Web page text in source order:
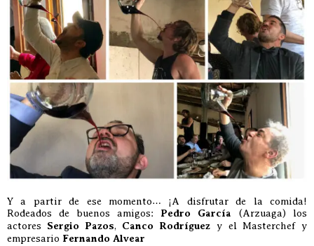
Y a partir de ese momento… ¡A disfrutar de la comida!
Rodeados de buenos amigos: Pedro García (Arzuaga) los
actores Sergio Pazos, Canco Rodríguez y el Masterchef y
empresario Fernando Alvear